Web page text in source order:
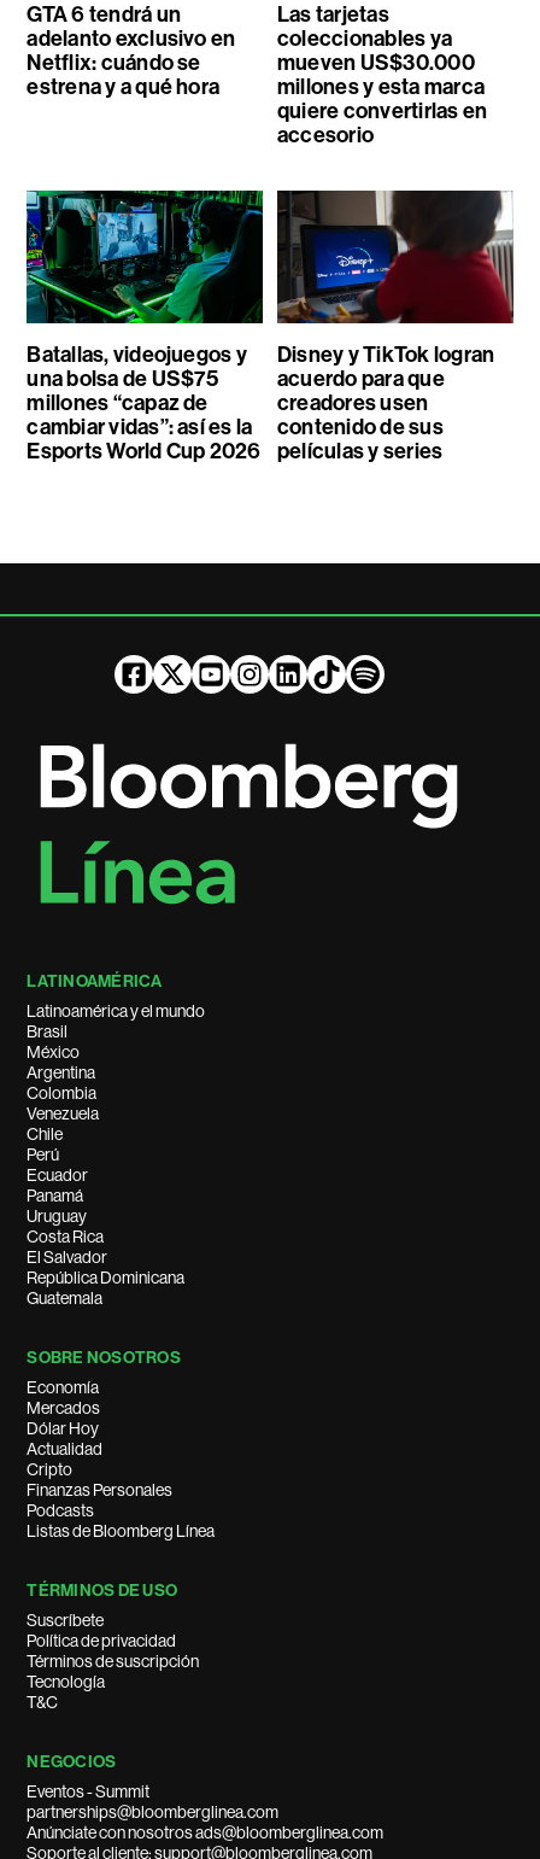
GTA 6 tendrá un
adelanto exclusivo en
Netflix: cuándo se
estrena y a qué hora
Las tarjetas
coleccionables ya
mueven US$30.000
millones y esta marca
quiere convertirlas en
accesorio
Batallas, videojuegos y
una bolsa de US$75
millones “capaz de
cambiar vidas”: así es la
Esports World Cup 2026
Disney y TikTok logran
acuerdo para que
creadores usen
contenido de sus
películas y series
LATINOAMÉRICA
Latinoamérica y el mundo
Brasil
México
Argentina
Colombia
Venezuela
Chile
Perú
Ecuador
Panamá
Uruguay
Costa Rica
El Salvador
República Dominicana
Guatemala
SOBRE NOSOTROS
Economía
Mercados
Dólar Hoy
Actualidad
Cripto
Finanzas Personales
Podcasts
Listas de Bloomberg Línea
TÉRMINOS DE USO
Suscríbete
Política de privacidad
Términos de suscripción
Tecnología
T&C
NEGOCIOS
Eventos - Summit
partnerships@bloomberglinea.com
Anúnciate con nosotros ads@bloomberglinea.com
Soporte al cliente: support@bloomberglinea.com